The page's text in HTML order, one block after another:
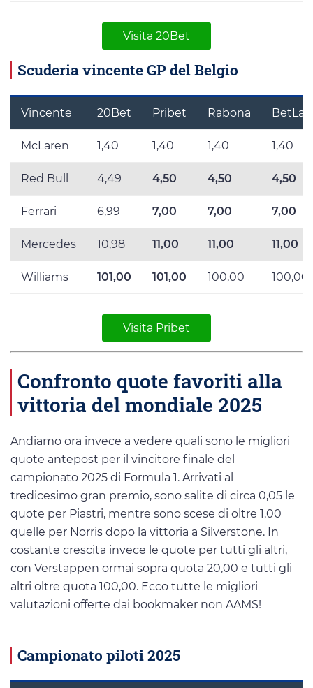
Visita 20Bet
Scuderia vincente GP del Belgio
Vincente 20Bet Pribet Rabona
McLaren 1,40 1,40 1,40 1,40
Red Bull 4,49 4,50 4,50 4,50
Ferrari 6,99 7,00 7,00 7,00
Mercedes 10,98 11,00 11,00 11,00
Williams 101,00 101,00 100,00 100,00
Visita Pribet
Confronto quote favoriti alla
vittoria del mondiale 2025
Andiamo ora invece a vedere quali sono le migliori
quote antepost per il vincitore finale del
campionato 2025 di Formula 1. Arrivati al
tredicesimo gran premio, sono salite di circa 0,05 le
quote per Piastri, mentre sono scese di oltre 1,00
quelle per Norris dopo la vittoria a Silverstone. In
costante crescita invece le quote per tutti gli altri,
con Verstappen ormai sopra quota 20,00 e tutti gli
altri oltre quota 100,00. Ecco tutte le migliori
valutazioni offerte dai bookmaker non AAMS!
Campionato piloti 2025